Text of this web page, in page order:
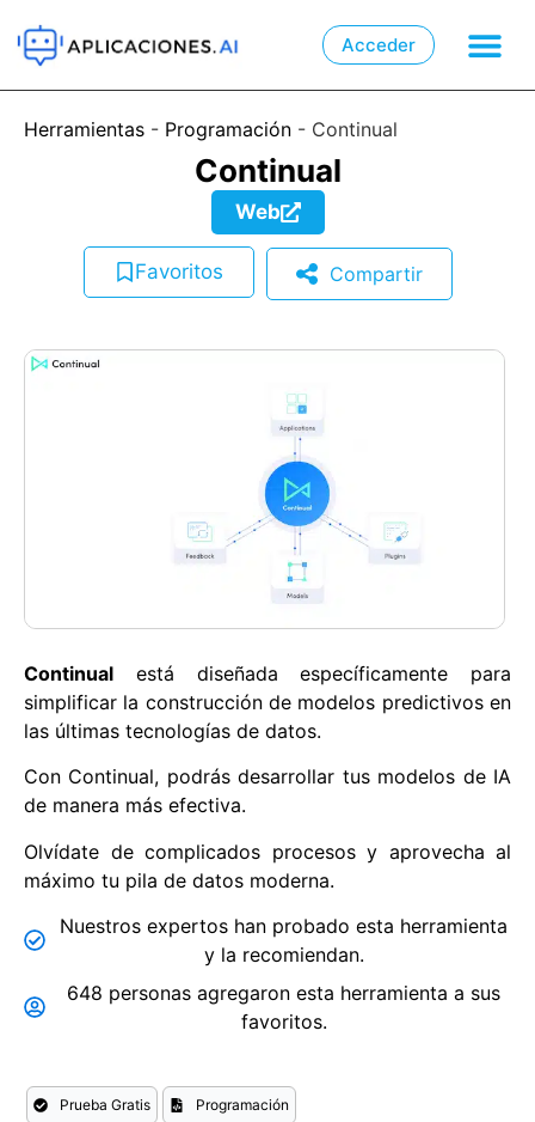
Acceder
Herramientas - Programación - Continual
Continual
Web
Favoritos Compartir
Continual está diseñada específicamente para
simplificar la construcción de modelos predictivos en
las últimas tecnologías de datos.
Con Continual, podrás desarrollar tus modelos de IA
de manera más efectiva.
Olvídate de complicados procesos y aprovecha al
máximo tu pila de datos moderna.
Nuestros expertos han probado esta herramienta
y la recomiendan.
648 personas agregaron esta herramienta a sus
favoritos.
Prueba Gratis Programación